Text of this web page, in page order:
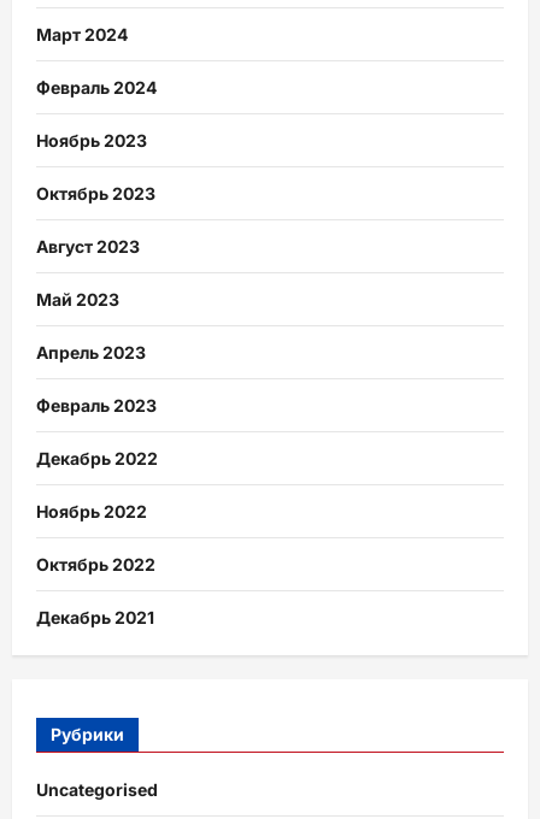
Март 2024
Февраль 2024
Ноябрь 2023
Октябрь 2023
Август 2023
Май 2023
Апрель 2023
Февраль 2023
Декабрь 2022
Ноябрь 2022
Октябрь 2022
Декабрь 2021
Рубрики
Uncategorised